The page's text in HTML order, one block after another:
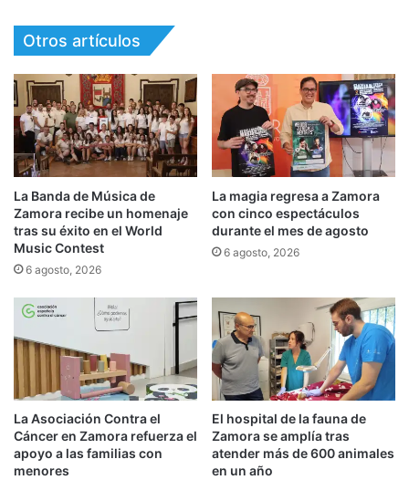
Otros artículos
La Banda de Música de
Zamora recibe un homenaje
tras su éxito en el World
Music Contest
6 agosto, 2026
La magia regresa a Zamora
con cinco espectáculos
durante el mes de agosto
6 agosto, 2026
La Asociación Contra el
Cáncer en Zamora refuerza el
apoyo a las familias con
menores
El hospital de la fauna de
Zamora se amplía tras
atender más de 600 animales
en un año